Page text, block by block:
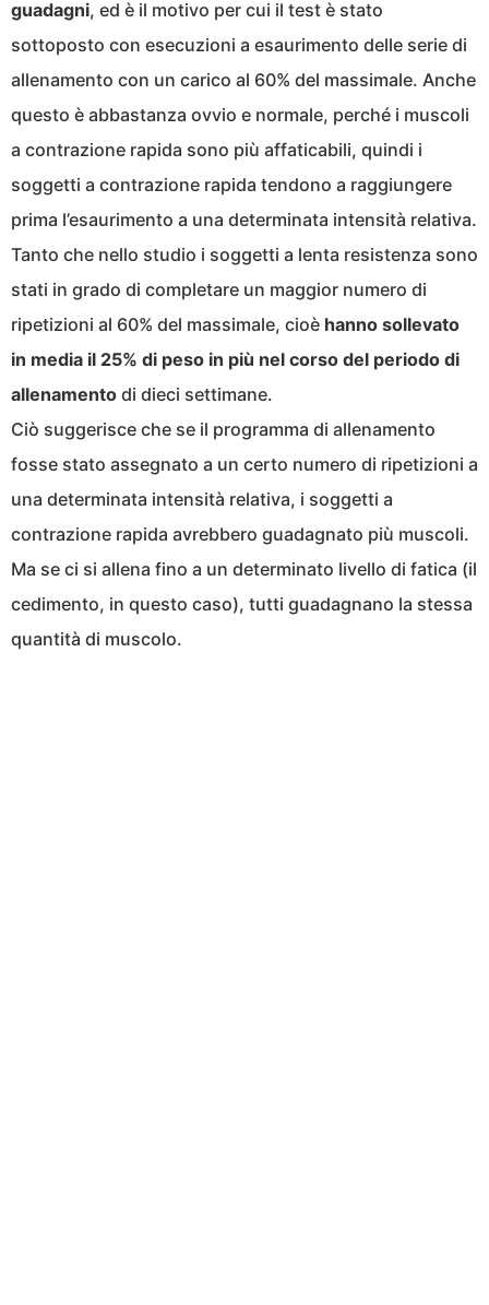
guadagni, ed è il motivo per cui il test è stato
sottoposto con esecuzioni a esaurimento delle serie di
allenamento con un carico al 60% del massimale. Anche
questo è abbastanza ovvio e normale, perché i muscoli
a contrazione rapida sono più affaticabili, quindi i
soggetti a contrazione rapida tendono a raggiungere
prima l’esaurimento a una determinata intensità relativa.
Tanto che nello studio i soggetti a lenta resistenza sono
stati in grado di completare un maggior numero di
ripetizioni al 60% del massimale, cioè hanno sollevato
in media il 25% di peso in più nel corso del periodo di
allenamento di dieci settimane.
Ciò suggerisce che se il programma di allenamento
fosse stato assegnato a un certo numero di ripetizioni a
una determinata intensità relativa, i soggetti a
contrazione rapida avrebbero guadagnato più muscoli.
Ma se ci si allena fino a un determinato livello di fatica (il
cedimento, in questo caso), tutti guadagnano la stessa
quantità di muscolo.